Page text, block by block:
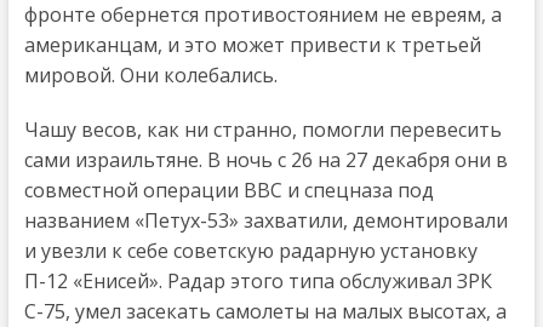
фронте обернется противостоянием не евреям, а
американцам, и это может привести к третьей
мировой. Они колебались.
Чашу весов, как ни странно, помогли перевесить
сами израильтяне. В ночь с 26 на 27 декабря они в
совместной операции ВВС и спецназа под
названием «Петух-53» захватили, демонтировали
и увезли к себе советскую радарную установку
П-12 «Енисей». Радар этого типа обслуживал ЗРК
С-75, умел засекать самолеты на малых высотах, а